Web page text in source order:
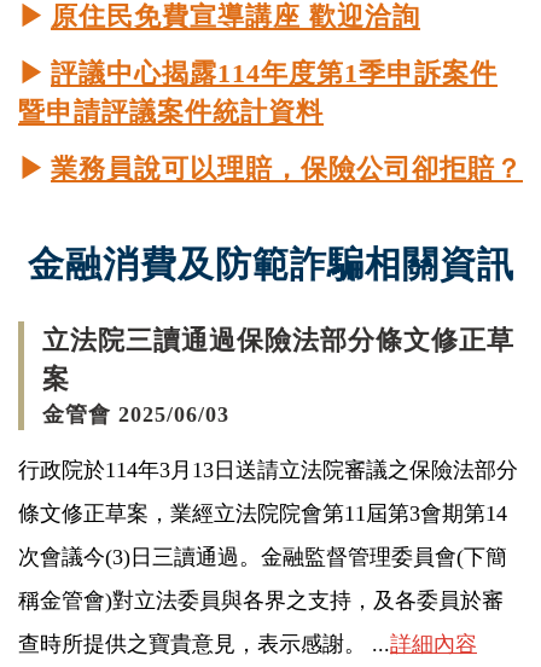
▶ 原住民免費宣導講座 歡迎洽詢
▶ 評議中心揭露114年度第1季申訴案件
暨申請評議案件統計資料
▶ 業務員說可以理賠，保險公司卻拒賠？
金融消費及防範詐騙相關資訊
立法院三讀通過保險法部分條文修正草
案
金管會 2025/06/03
行政院於114年3月13日送請立法院審議之保險法部分
條文修正草案，業經立法院院會第11屆第3會期第14
次會議今(3)日三讀通過。金融監督管理委員會(下簡
稱金管會)對立法委員與各界之支持，及各委員於審
查時所提供之寶貴意見，表示感謝。 ...詳細內容